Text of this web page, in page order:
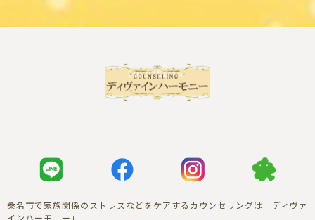
桑名市で家族関係のストレスなどをケアするカウンセリングは「ディヴァ
インハーモニー」